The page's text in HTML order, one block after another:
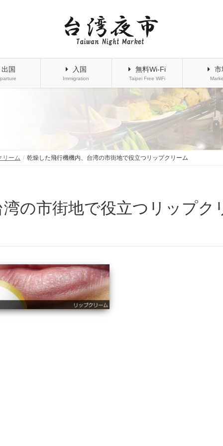
出国 入国
Immigration
無料Wi-Fi
Taipei Free WiFi
市
リーム 乾燥した飛行機機内、台湾の市街地で役立つリップクリーム